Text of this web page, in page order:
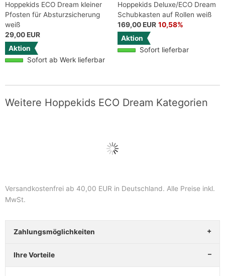
Hoppekids ECO Dream kleiner
Pfosten für Absturzsicherung
weiß
29,00 EUR
Aktion
Sofort ab Werk lieferbar
Hoppekids Deluxe/ECO Dream
Schubkasten auf Rollen weiß
169,00 EUR 10,58%
Aktion
Sofort lieferbar
Weitere Hoppekids ECO Dream Kategorien
Versandkostenfrei ab 40,00 EUR in Deutschland. Alle Preise inkl.
MwSt.
Zahlungsmöglichkeiten
Ihre Vorteile